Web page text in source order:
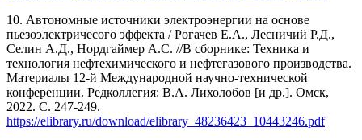
10. Автономные источники электроэнергии на основе
пьезоэлектричесого эффекта / Рогачев Е.А., Лесничий Р.Д.,
Селин А.Д., Нордгаймер А.С. //В сборнике: Техника и
технология нефтехимического и нефтегазового производства.
Материалы 12-й Международной научно-технической
конференции. Редколлегия: В.А. Лихолобов [и др.]. Омск,
2022. С. 247-249.
https://elibrary.ru/download/elibrary_48236423_10443246.pdf